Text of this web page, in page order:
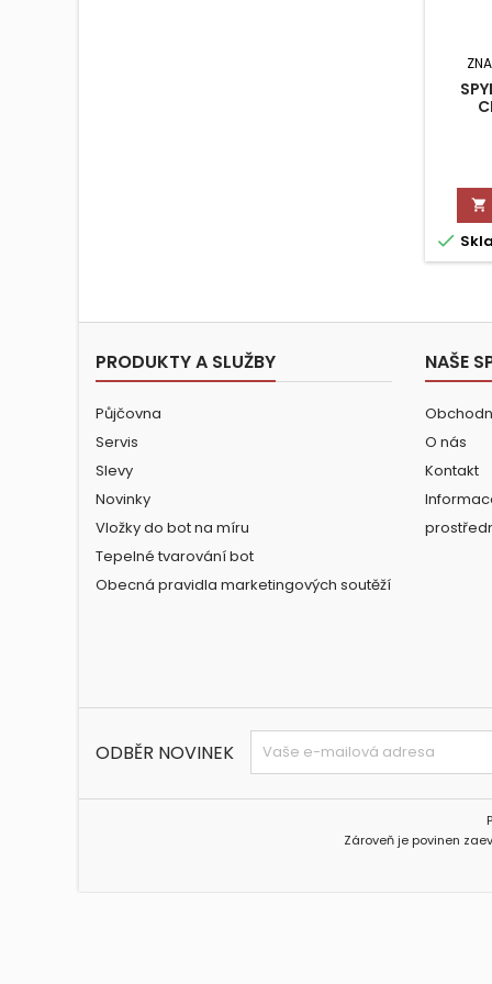


PRODUKTY A SLUŽBY
Půjčovna
Servis
Slevy
Novinky
Vložky do bot na míru
Tepelné tvarování bot
Obecná pravidla marketingových soutěží
NAŠE
O nás
Kontakt
ODBĚR NOVINEK
Zároveň je povinen